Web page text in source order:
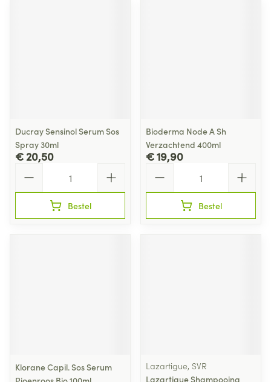
Ducray Sensinol Serum Sos
Spray 30ml
€ 20,50
Bestel
Bioderma Node A Sh
Verzachtend 400ml
€ 19,90
Bestel
Klorane Capil. Sos Serum
Lazartigue, SVR
Lazartigue Shampooing